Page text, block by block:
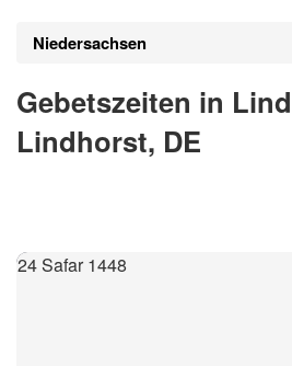
Niedersachsen
Gebetszeiten in
Lindhorst, DE
24 Safar 1448